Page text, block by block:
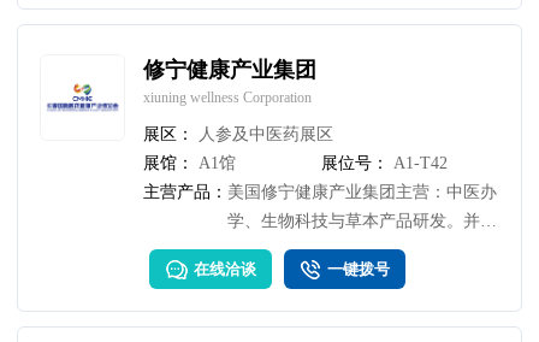
酸： 2. 健康功能系列：关节养护/心
如益生菌、消化酶、膳食纤维补充
剂/草本植物提取物：如奶蓟草（护
肝）、锯棕榈（前列腺健康）、黑升
麻（女性更年期）等。"
修宁健康产业集团
xiuning wellness Corporation
展区：
人参及中医药展区
展馆：
A1馆 展位号：
A1-T42
主营产品： 美国修宁健康产业集团主营：中医办
学、生物科技与草本产品研发。并提
供中医药合法合规咨询及法务代办服
务。
在线洽谈 一键拨号